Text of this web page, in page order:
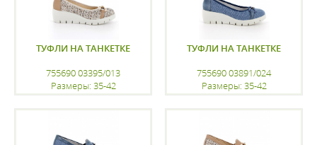
ТУФЛИ НА ТАНКЕТКЕ
755690 03395/013
Размеры: 35-42
ТУФЛИ НА ТАНКЕТКЕ
755690 03891/024
Размеры: 35-42